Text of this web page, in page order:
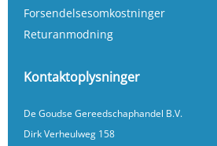
Forsendelsesomkostninger
Returanmodning
Kontaktoplysninger
De Goudse Gereedschaphandel B.V.
Dirk Verheulweg 158